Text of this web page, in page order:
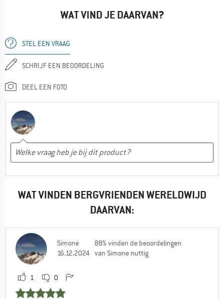
WAT VIND JE DAARVAN?
STEL EEN VRAAG
SCHRIJF EEN BEOORDELING
DEEL EEN FOTO
WAT VINDEN BERGVRIENDEN WERELDWIJD
DAARVAN:
Simone
16.12.2024
88% vinden de beoordelingen
van Simone nuttig
1 0